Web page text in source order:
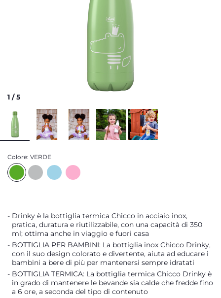
1 /5
Colore: VERDE
Drinky è la bottiglia termica Chicco in acciaio inox,
pratica, duratura e riutilizzabile, con una capacità di 350
ml; ottima anche in viaggio e fuori casa
BOTTIGLIA PER BAMBINI: La bottiglia inox Chicco Drinky,
con il suo design colorato e divertente, aiuta ad educare i
bambini a bere di più per mantenersi sempre idratati
BOTTIGLIA TERMICA: La bottiglia termica Chicco Drinky è
in grado di mantenere le bevande sia calde che fredde fino
a 6 ore, a seconda del tipo di contenuto